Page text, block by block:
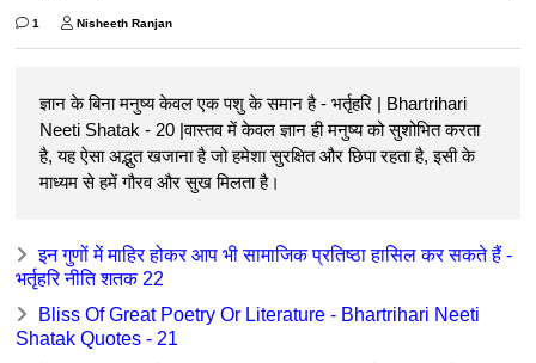
1 Nisheeth Ranjan
ज्ञान के बिना मनुष्य केवल एक पशु के समान है - भर्तृहरि | Bhartrihari
Neeti Shatak - 20 |वास्तव में केवल ज्ञान ही मनुष्य को सुशोभित करता
है, यह ऐसा अद्भुत खजाना है जो हमेशा सुरक्षित और छिपा रहता है, इसी के
माध्यम से हमें गौरव और सुख मिलता है।
इन गुणों में माहिर होकर आप भी सामाजिक प्रतिष्ठा हासिल कर सकते हैं -
भर्तृहरि नीति शतक 22
Bliss Of Great Poetry Or Literature - Bhartrihari Neeti
Shatak Quotes - 21